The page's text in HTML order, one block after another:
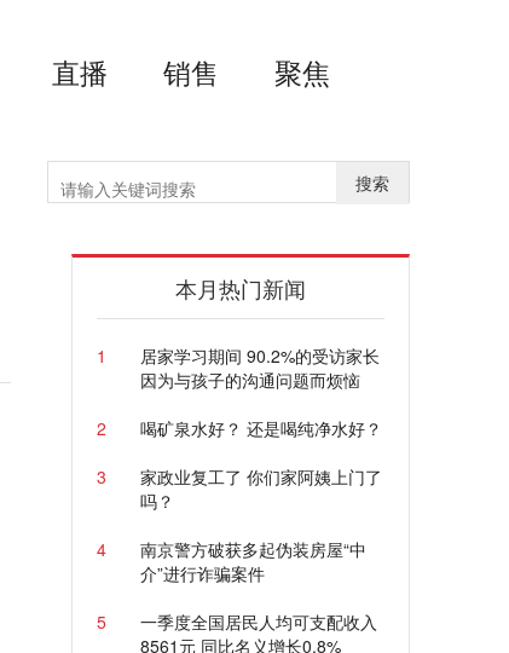
直播 销售 聚焦
搜索
本月热门新闻
1
居家学习期间 90.2%的受访家长
因为与孩子的沟通问题而烦恼
2
喝矿泉水好？ 还是喝纯净水好？
3
家政业复工了 你们家阿姨上门了
吗？
4
南京警方破获多起伪装房屋“中
介”进行诈骗案件
5
一季度全国居民人均可支配收入
8561元 同比名义增长0.8%